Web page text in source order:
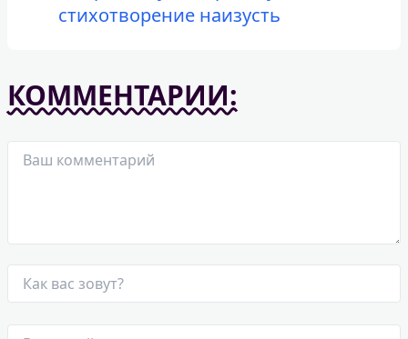
стихотворение наизусть
КОММЕНТАРИИ: